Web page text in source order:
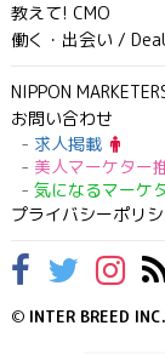
教えて! CMO
働く・出会い /
NIPPON
お問い合わせ
求人掲載
美人マーケター
気になるマーケ
プライバシーポリ
© INTER BREED INC.